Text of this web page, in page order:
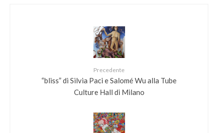
Precedente
“bliss” di Silvia Paci e Salomé Wu alla Tube
Culture Hall di Milano